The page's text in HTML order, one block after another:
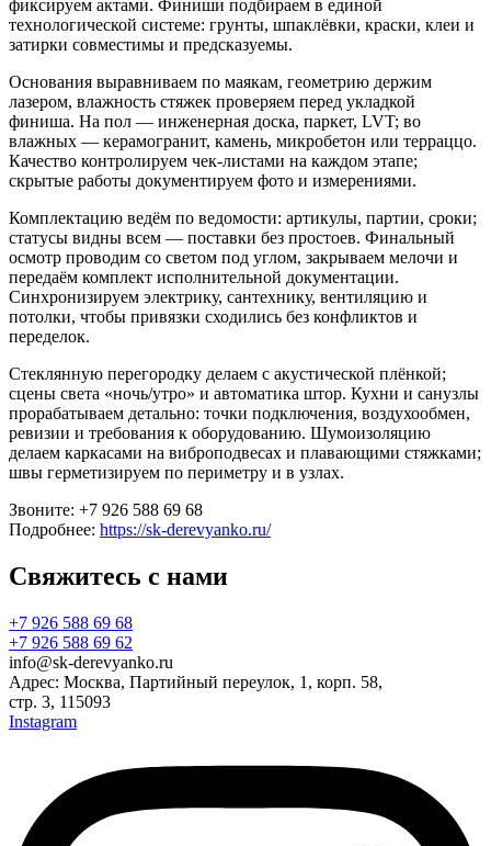
фиксируем актами. Финиши подбираем в единой
технологической системе: грунты, шпаклёвки, краски, клеи и
затирки совместимы и предсказуемы.
Основания выравниваем по маякам, геометрию держим
лазером, влажность стяжек проверяем перед укладкой
финиша. На пол — инженерная доска, паркет, LVT; во
влажных — керамогранит, камень, микробетон или терраццо.
Качество контролируем чек‑листами на каждом этапе;
скрытые работы документируем фото и измерениями.
Комплектацию ведём по ведомости: артикулы, партии, сроки;
статусы видны всем — поставки без простоев. Финальный
осмотр проводим со светом под углом, закрываем мелочи и
передаём комплект исполнительной документации.
Синхронизируем электрику, сантехнику, вентиляцию и
потолки, чтобы привязки сходились без конфликтов и
переделок.
Стеклянную перегородку делаем с акустической плёнкой;
сцены света «ночь/утро» и автоматика штор. Кухни и санузлы
прорабатываем детально: точки подключения, воздухообмен,
ревизии и требования к оборудованию. Шумоизоляцию
делаем каркасами на виброподвесах и плавающими стяжками;
швы герметизируем по периметру и в узлах.
Звоните: +7 926 588 69 68
Подробнее: https://sk-derevyanko.ru/
Свяжитесь с нами
+7 926 588 69 68
+7 926 588 69 62
info@sk-derevyanko.ru
Адрес: Москва, Партийный переулок, 1, корп. 58,
стр. 3, 115093
Instagram